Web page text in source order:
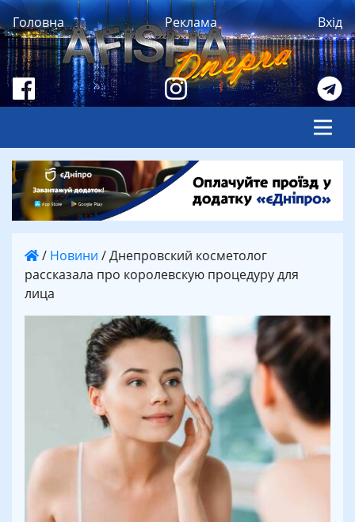
Головна Реклама Вхід
/ Новини /Днепровский косметолог
рассказала про королевскую процедуру для
лица